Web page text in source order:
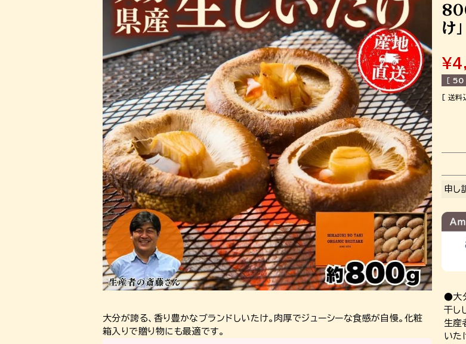
大分が誇る、香り豊かなブランドしいたけ。肉厚でジューシーな食感が自慢。化粧
箱入りで贈り物にも最適です。
け」
¥
[ 50
申し
●大
干し
生産
いた